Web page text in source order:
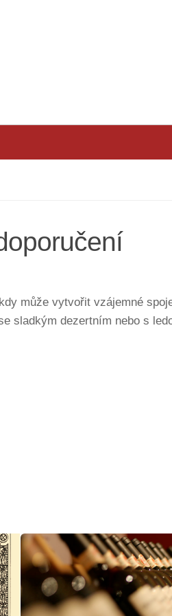
může vytvořit vzájemné
sladkým dezertním nebo s